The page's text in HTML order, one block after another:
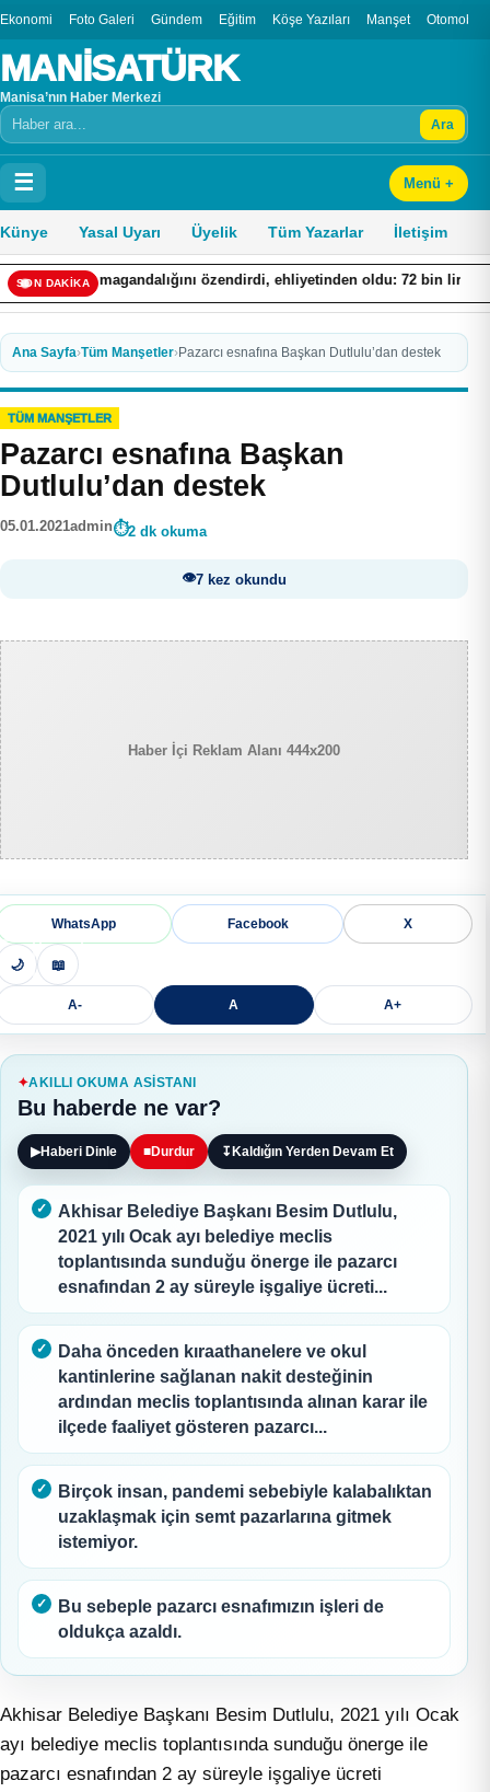
Ekonomi Foto Galeri Gündem Eğitim Köşe Yazıları Manşet Otomobil
MANİSATÜRK
Manisa’nın Haber Merkezi
Arama Ara
☰ Menü +
Künye Yasal Uyarı Üyelik Tüm Yazarlar İletişim
SON DAKİKA
magandalığını özendirdi, ehliyetinden oldu: 72 bin lira ceza
Ana Sayfa›Tüm Manşetler›Pazarcı esnafına Başkan Dutlulu’dan destek
TÜM MANŞETLER
Pazarcı esnafına Başkan
Dutlulu’dan destek
05.01.2021admin 2 dk okuma
7 kez okundu
Haber İçi Reklam Alanı 444x200
WhatsApp Facebook X
🌙 📖
A- A A+
AKILLI OKUMA ASISTANI
Bu haberde ne var?
▶Haberi Dinle ■Durdur ↧ Kaldığın Yerden Devam Et
Akhisar Belediye Başkanı Besim Dutlulu,
2021 yılı Ocak ayı belediye meclis
toplantısında sunduğu önerge ile pazarcı
esnafından 2 ay süreyle işgaliye ücreti...
Daha önceden kıraathanelere ve okul
kantinlerine sağlanan nakit desteğinin
ardından meclis toplantısında alınan karar ile
ilçede faaliyet gösteren pazarcı...
Birçok insan, pandemi sebebiyle kalabalıktan
uzaklaşmak için semt pazarlarına gitmek
istemiyor.
Bu sebeple pazarcı esnafımızın işleri de
oldukça azaldı.
Akhisar Belediye Başkanı Besim Dutlulu, 2021 yılı Ocak
ayı belediye meclis toplantısında sunduğu önerge ile
pazarcı esnafından 2 ay süreyle işgaliye ücreti